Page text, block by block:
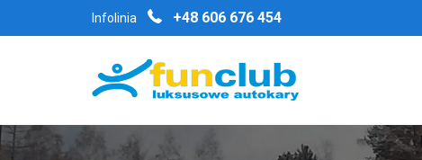
Infolinia +48 606 676 454